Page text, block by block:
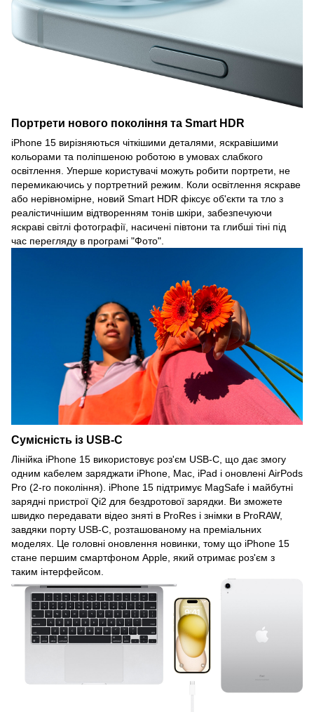
Портрети нового покоління та Smart HDR
iPhone 15 вирізняються чіткішими деталями, яскравішими
кольорами та поліпшеною роботою в умовах слабкого
освітлення. Уперше користувачі можуть робити портрети, не
перемикаючись у портретний режим. Коли освітлення яскраве
або нерівномірне, новий Smart HDR фіксує об'єкти та тло з
реалістичнішим відтворенням тонів шкіри, забезпечуючи
яскраві світлі фотографії, насичені півтони та глибші тіні під
час перегляду в програмі "Фото".
Сумісність із USB-C
Лінійка iPhone 15 використовує роз'єм USB-C, що дає змогу
одним кабелем заряджати iPhone, Mac, iPad і оновлені AirPods
Pro (2-го покоління). iPhone 15 підтримує MagSafe і майбутні
зарядні пристрої Qi2 для бездротової зарядки. Ви зможете
швидко передавати відео зняті в ProRes і знімки в ProRAW,
завдяки порту USB-C, розташованому на преміальних
моделях. Це головні оновлення новинки, тому що iPhone 15
стане першим смартфоном Apple, який отримає роз'єм з
таким інтерфейсом.